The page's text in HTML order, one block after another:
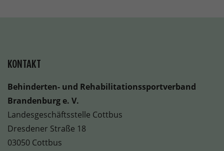
KONTAKT
Behinderten- und Rehabilitationssportverband
Brandenburg e. V.
Landesgeschäftsstelle Cottbus
Dresdener Straße 18
03050 Cottbus